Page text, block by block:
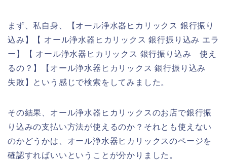
まず、私自身、【オール浄水器ヒカリックス 銀行振り
込み】【 オール浄水器ヒカリックス 銀行振り込み エラ
ー】【 オール浄水器ヒカリックス 銀行振り込み 使え
るの？】【オール浄水器ヒカリックス 銀行振り込み
失敗】という感じで検索をしてみました。
その結果、オール浄水器ヒカリックスのお店で銀行振
り込みの支払い方法が使えるのか？それとも使えない
のかどうかは、オール浄水器ヒカリックスのページを
確認すればいいということが分かりました。